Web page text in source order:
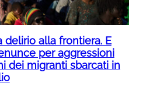
delirio alla frontiera. E
per aggressioni
dei migranti sbarcati in